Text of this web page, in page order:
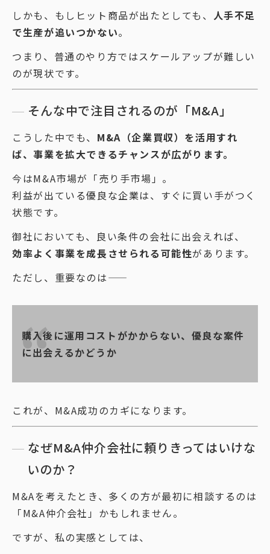
しかも、もしヒット商品が出たとしても、 人手不足
で生産が追いつかない。
つまり、普通のやり方ではスケールアップが難しい
のが現状です。
そんな中で注目されるのが「M&A」
こうした中でも、 M&A（企業買収）を活用すれ
ば、事業を拡大できるチャンスが広がります。
今はM&A市場が「売り手市場」。
利益が出ている優良な企業は、すぐに買い手がつく
状態です。
御社においても、良い条件の会社に出会えれば、
効率よく事業を成長させられる可能性があります。
ただし、重要なのは——
購入後に運用コストがかからない、優良な案件
に出会えるかどうか
これが、M&A成功のカギになります。
なぜM&A仲介会社に頼りきってはいけな
いのか？
M&Aを考えたとき、多くの方が最初に相談するのは
「M&A仲介会社」かもしれません。
ですが、私の実感としては、